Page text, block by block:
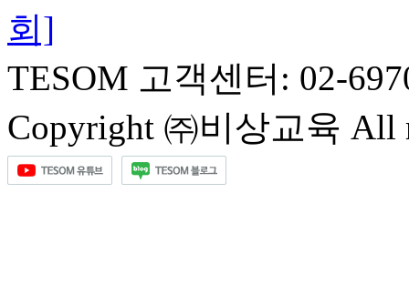
회]
TESOM 고객센터: 02-
Copyright ㈜비상교육 All